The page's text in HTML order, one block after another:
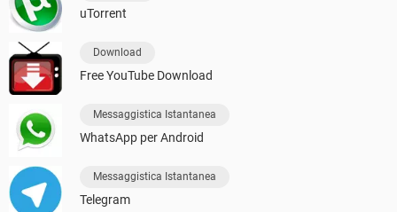
uTorrent
Download
Free YouTube Download
Messaggistica Istantanea
WhatsApp per Android
Messaggistica Istantanea
Telegram